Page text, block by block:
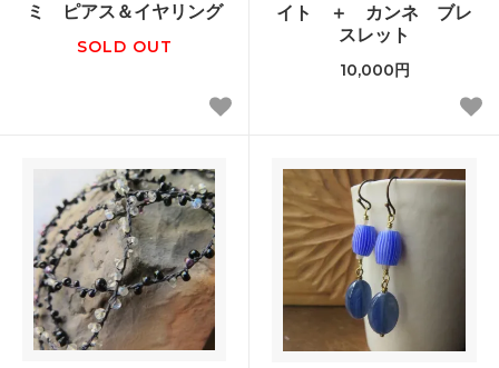
ミ ピアス＆イヤリング
SOLD OUT
イト ＋ カンネ ブレ
スレット
10,000円